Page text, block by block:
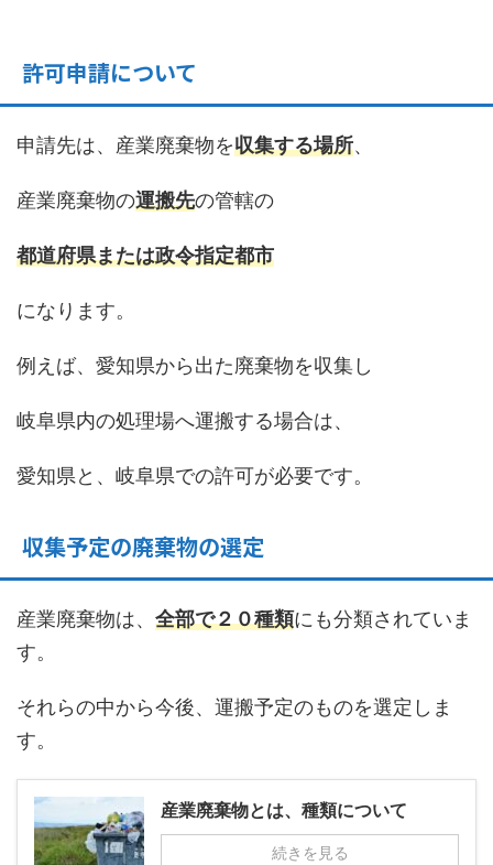
許可申請について
申請先は、産業廃棄物を収集する場所、
産業廃棄物の運搬先の管轄の
都道府県または政令指定都市
になります。
例えば、愛知県から出た廃棄物を収集し
岐阜県内の処理場へ運搬する場合は、
愛知県と、岐阜県での許可が必要です。
収集予定の廃棄物の選定
産業廃棄物は、 全部で２０種類にも分類されていま
す。
それらの中から今後、運搬予定のものを選定しま
す。
産業廃棄物とは、種類について
続きを見る